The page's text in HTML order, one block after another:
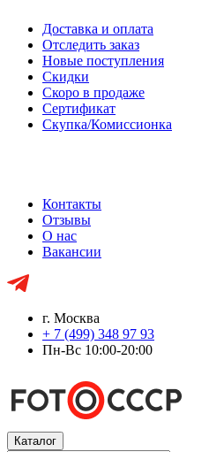
Доставка и оплата
Отследить заказ
Новые поступления
Скидки
Скоро в продаже
Сертификат
Скупка/Комиссионка
Контакты
Отзывы
О нас
Вакансии
г. Москва
+ 7 (499) 348 97 93
Пн-Вс 10:00-20:00
Каталог